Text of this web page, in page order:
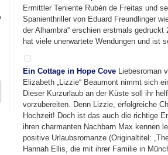
Ermittler Teniente Rubén de Freitas und
Spanienthriller von Eduard Freundlinger
der Alhambra“ erschien erstmals
hat viele unerwartete Wendungen und ist
Ein Cottage in Hope Cove Liebesroman
Elizabeth „Lizzie“ Beaumont nimmt sich
Dieser Kurzurlaub an der Küste soll ihr
vorzubereiten. Denn Lizzie, erfolgreiche
Hochzeit! Doch ist das auch die richtige
ihren charmanten Nachbarn Max kennen
positive Urlaubsromanze (Originaltitel:
Hannah Ellis, die mit ihrer Familie in